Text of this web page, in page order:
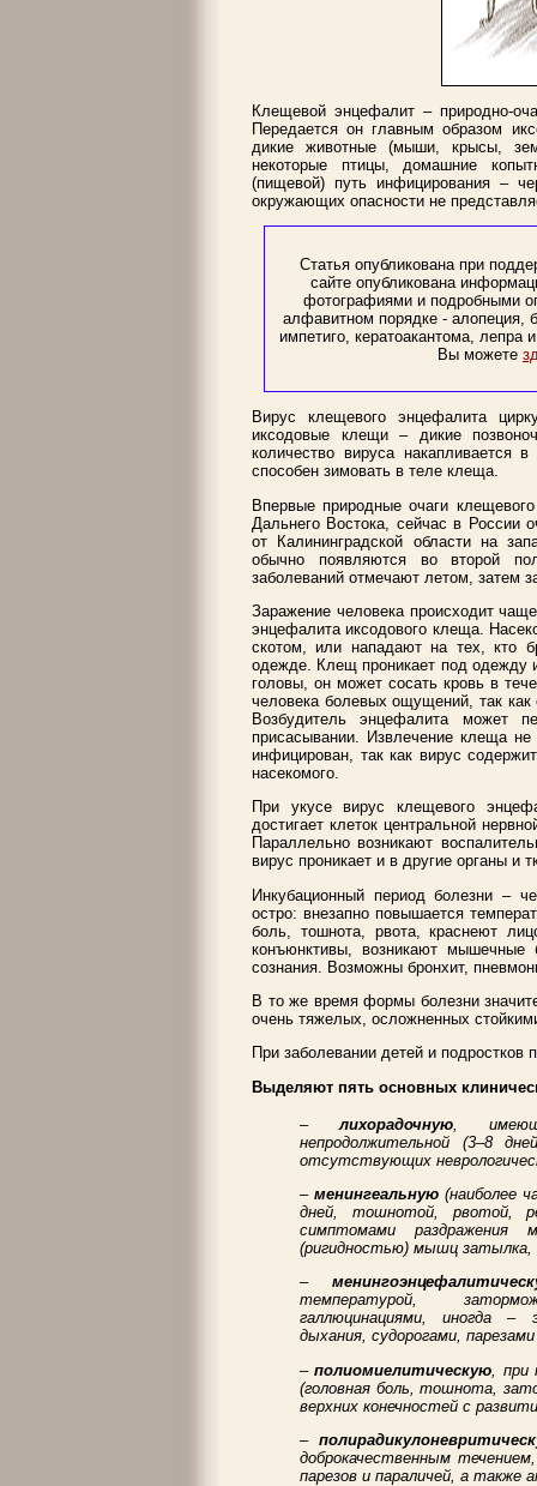
Клещевой энцефалит – природно-
Передается он главным образом
дикие животные (мыши, крысы,
некоторые птицы, домашние
(пищевой) путь инфицирования –
окружающих опасности не
Статья опубликована при
сайте опубликована
фотографиями и подробными
алфавитном порядке - алопеция,
импетиго, кератоакантома, лепра
Вы можете
Вирус клещевого энцефалита
иксодовые клещи – дикие
количество вируса накапливается
способен зимовать в теле клеща.
Впервые природные очаги
Дальнего Востока, сейчас в России
от Калининградской области на
обычно появляются во второй
заболеваний отмечают летом, затем
Заражение человека происходит
энцефалита иксодового клеща.
скотом, или нападают на тех, кто
одежде. Клещ проникает под одежду
головы, он может сосать кровь в
человека болевых ощущений, так
Возбудитель энцефалита может
присасывании. Извлечение клеща
инфицирован, так как вирус
насекомого.
При укусе вирус клещевого
достигает клеток центральной
Параллельно возникают
вирус проникает и в другие органы и
Инкубационный период болезни –
остро: внезапно повышается
боль, тошнота, рвота, краснеют
конъюнктивы, возникают мышечные
сознания. Возможны бронхит,
В то же время формы болезни
очень тяжелых, осложненных
При заболевании детей и подростков
Выделяют пять основных
–лихорадочную,
непродолжительной (3–8
отсутствующих
–менингеальную(наиболее
дней, тошнотой, рвотой,
симптомами раздражения
(ригидностью) мышц затылка,
–
температурой,
галлюцинациями, иногда –
дыхания, судорогами,
–полиомиелитическую ,
(головная боль, тошнота,
верхних конечностей с
–
доброкачественным
парезов и параличей, а